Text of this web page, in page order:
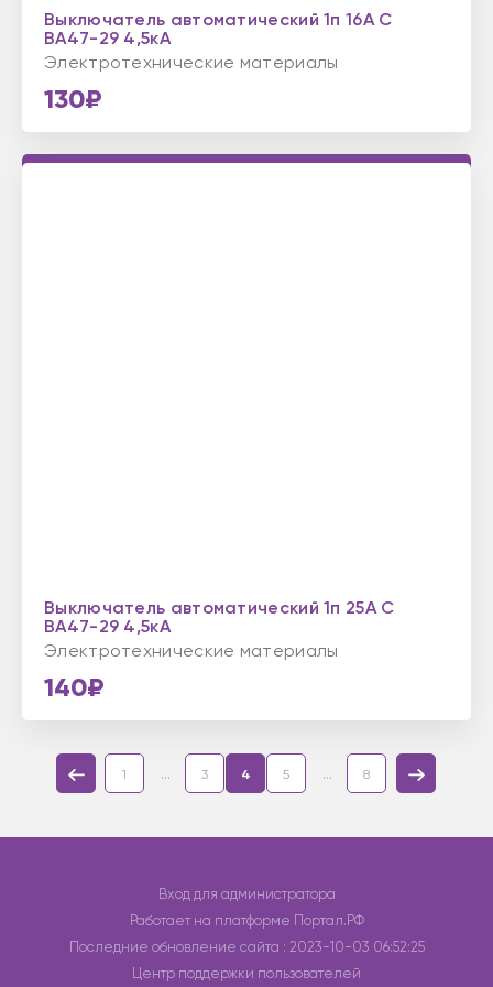
Выключатель автоматический 1п 16А С
ВА47-29 4,5кА
Электротехнические материалы
130₽
Выключатель автоматический 1п 25А С
ВА47-29 4,5кА
Электротехнические материалы
140₽
1 ... 3 4 5 ... 8
Вход для администратора
Работает на платформе Портал.РФ
Последние обновление сайта : 2023-10-03 06:52:25
Центр поддержки пользователей